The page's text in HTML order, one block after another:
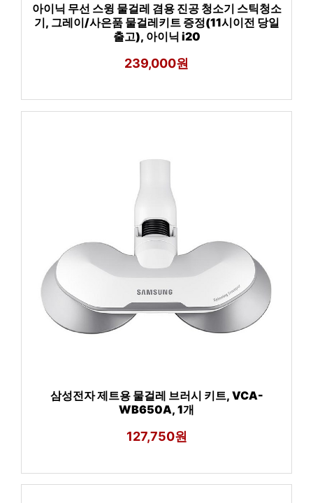
아이닉 무선 스윙 물걸레 겸용 진공 청소기 스틱청소
기, 그레이/사은품 물걸레키트 증정(11시이전 당일
출고), 아이닉 i20
239,000원
삼성전자 제트용 물걸레 브러시 키트, VCA-
WB650A, 1개
127,750원